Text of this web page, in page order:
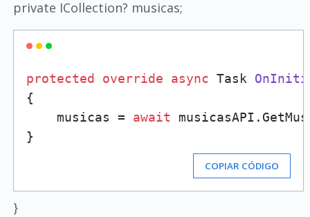
private ICollection? musicas;
protected override async Task
{
    musicas =
await
COPIAR CÓDIGO
}